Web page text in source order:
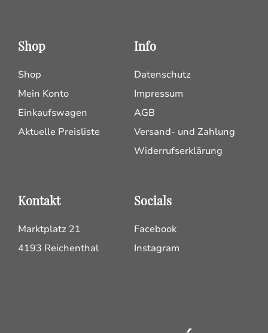
Shop
Shop
Mein Konto
Einkaufswagen
Aktuelle Preisliste
Info
Datenschutz
Impressum
AGB
Versand- und Zahlung
Widerrufserklärung
Kontakt
Marktplatz 21
4193 Reichenthal
Socials
Facebook
Instagram